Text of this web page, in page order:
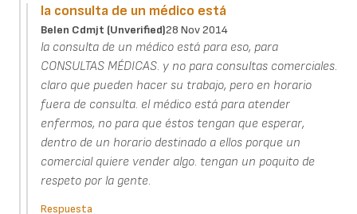
la consulta de un médico está
Belen Cdmjt (unverified)28 Nov 2014
la consulta de un médico está para eso, para
CONSULTAS MÉDICAS. y no para consultas comerciales.
claro que pueden hacer su trabajo, pero en horario
fuera de consulta. el médico está para atender
enfermos, no para que éstos tengan que esperar,
dentro de un horario destinado a ellos porque un
comercial quiere vender algo. tengan un poquito de
respeto por la gente.
Respuesta